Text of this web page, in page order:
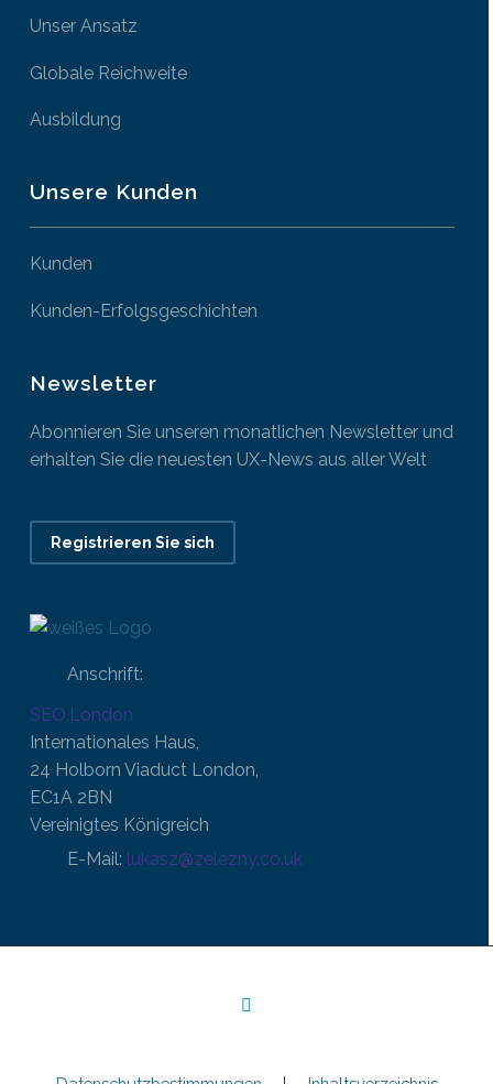
Unser Ansatz
Globale Reichweite
Ausbildung
Unsere Kunden
Kunden
Kunden-Erfolgsgeschichten
Newsletter
Abonnieren Sie unseren monatlichen Newsletter und
erhalten Sie die neuesten UX-News aus aller Welt
Registrieren Sie sich
Anschrift:
SEO.London
Internationales Haus,
24 Holborn Viaduct London,
EC1A 2BN
Vereinigtes Königreich
E-Mail: lukasz@zelezny.co.uk